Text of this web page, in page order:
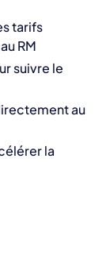
tarifs
RM
suivre le
au
la